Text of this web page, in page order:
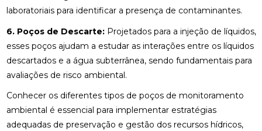
laboratoriais para identificar a presença de contaminantes.
6. Poços de Descarte:Projetados para a injeção de líquidos,
esses poços ajudam a estudar as interações entre os líquidos
descartados e a água subterrânea, sendo fundamentais para
avaliações de risco ambiental.
Conhecer os diferentes tipos de poços de monitoramento
ambiental é essencial para implementar estratégias
adequadas de preservação e gestão dos recursos hídricos,